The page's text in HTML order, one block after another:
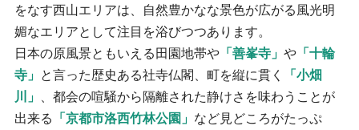
をなす西山エリアは、自然豊かなな景色が広がる風光明
媚なエリアとして注目を浴びつつあります。
日本の原風景ともいえる田園地帯や「善峯寺」 や「十輪
寺」 と言った歴史ある社寺仏閣、町を縦に貫く
「小畑
川」
、都会の喧騒から隔離された静けさを味わうことが
出来る 「京都市洛西竹林公園」 など見どころがたっぷ